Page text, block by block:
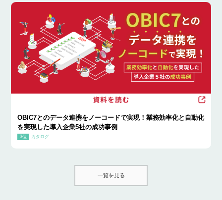
OBIC7とのデータ連携をノーコードで実現！業務効率化と自動化
を実現した導入企業5社の成功事例
カタログ
一覧を見る